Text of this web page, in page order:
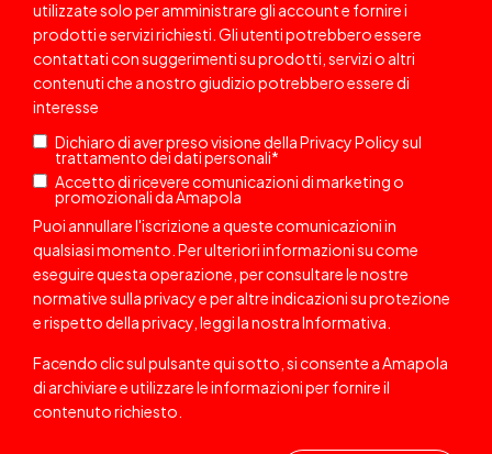
utilizzate solo per amministrare gli account e fornire i
prodotti e servizi richiesti. Gli utenti potrebbero essere
contattaticon suggerimenti su prodotti, servizi o altri
contenuti che a nostro giudizio potrebbero essere di
interesse
Dichiaro di aver preso visione dellaPrivacy Policysul
trattamento dei dati personali*
Accetto di ricevere comunicazioni di marketing o
promozionali da Amapola
Puoi annullare l'iscrizione a queste comunicazioni in
qualsiasi momento. Per ulteriori informazioni su come
eseguire questa operazione, per consultare le nostre
normative sulla privacy e per altre indicazioni su protezione
e rispetto della privacy, leggi la nostraInformativa
Facendo clic sul pulsante qui sotto, si consente a Amapola
di archiviare e utilizzare le informazioni per fornire il
contenuto richiesto.